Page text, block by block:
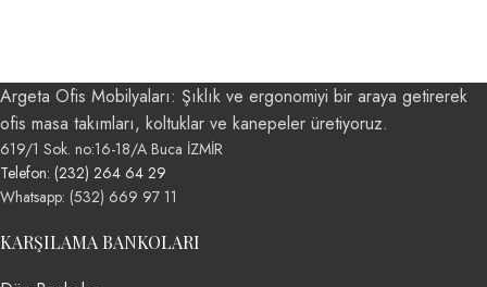
Argeta Ofis Mobilyaları: Şıklık ve ergonomiyi bir araya getirerek
ofis masa takımları, koltuklar ve kanepeler üretiyoruz.
619/1 Sok. no:16-18/A Buca İZMİR
Telefon: (232) 264 64 29
Whatsapp: (532) 669 97 11
KARŞILAMA BANKOLARI